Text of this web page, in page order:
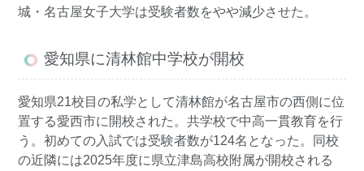
城・名古屋女子大学は受験者数をやや減少させた。
愛知県に清林館中学校が開校
愛知県21校目の私学として清林館が名古屋市の西側に位
置する愛西市に開校された。共学校で中高一貫教育を行
う。初めての入試では受験者数が124名となった。同校
の近隣には2025年度に県立津島高校附属が開校される